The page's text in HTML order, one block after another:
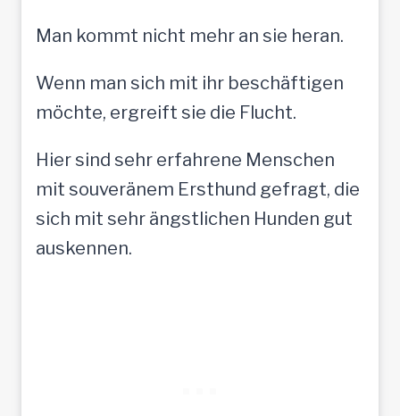
Man kommt nicht mehr an sie heran.
Wenn man sich mit ihr beschäftigen
möchte, ergreift sie die Flucht.
Hier sind sehr erfahrene Menschen
mit souveränem Ersthund gefragt, die
sich mit sehr ängstlichen Hunden gut
auskennen.